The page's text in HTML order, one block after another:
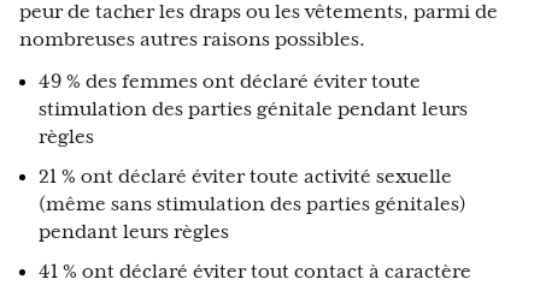
peur de tacher les draps ou les vêtements, parmi de
nombreuses autres raisons possibles.
49 % des femmes ont déclaré éviter toute
stimulation des parties génitale pendant leurs
règles
21 % ont déclaré éviter toute activité sexuelle
(même sans stimulation des parties génitales)
pendant leurs règles
41 % ont déclaré éviter tout contact à caractère